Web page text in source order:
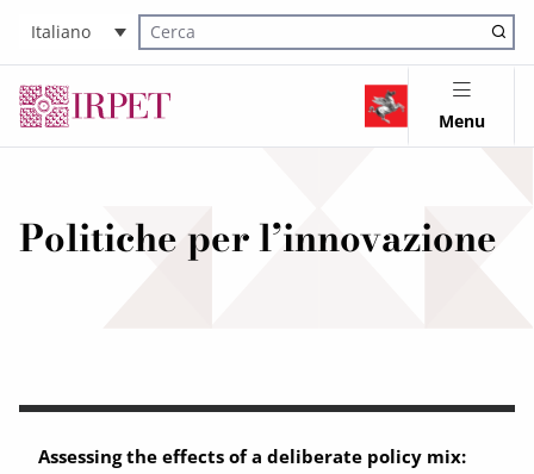
Italiano
Cerca nel sito
Menu
Politiche per l’innovazione
Assessing the effects of a deliberate policy mix: